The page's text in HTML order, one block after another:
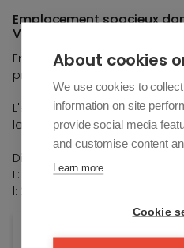
Emplacement spacieux
Vroegezonne, à proximité
Emplacement spacieux dans
près du mini-golf dans le Zoute.
L'emplacement spacieux est
la plage et des rues
Dimensions:
L: 5,50m
l: 2,60m
Général
About cookies
We use cookies to
information on site
provide social media
and customise content
Learn more
Cookie